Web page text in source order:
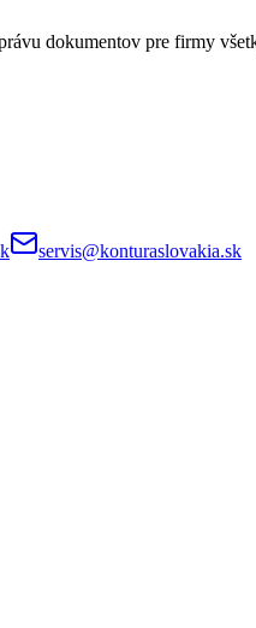
dokumentov pre firmy
servis@konturaslovakia.sk